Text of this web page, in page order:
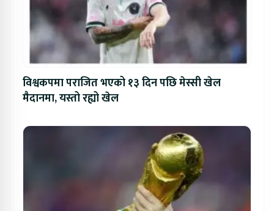
विश्वकपमा पराजित भएको १३ दिन पछि मेस्सी खेल
मैदानमा, यस्तो रह्यो खेल